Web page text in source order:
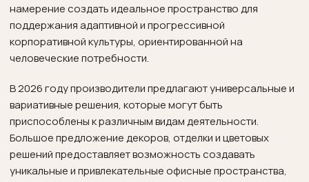
намерение создать идеальное пространство для
поддержания адаптивной и прогрессивной
корпоративной культуры, ориентированной на
человеческие потребности.
В 2026 году производители предлагают универсальные и
вариативные решения, которые могут быть
приспособлены к различным видам деятельности.
Большое предложение декоров, отделки и цветовых
решений предоставляет возможность создавать
уникальные и привлекательные офисные пространства,